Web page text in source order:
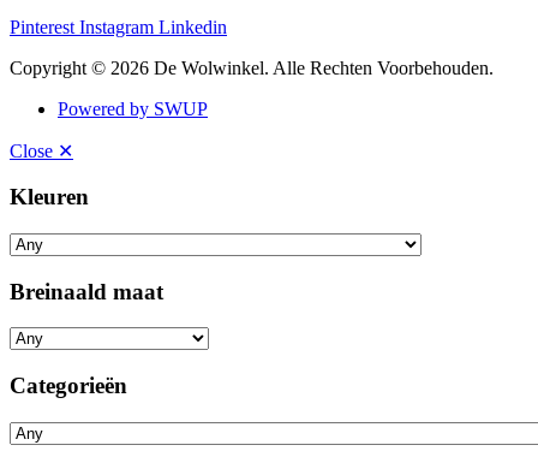
Pinterest Instagram Linkedin
Copyright © 2026 De Wolwinkel. Alle Rechten Voorbehouden.
Powered by SWUP
Close ✕
Kleuren
Breinaald maat
Categorieën